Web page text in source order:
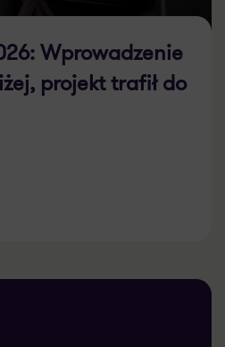
Wprowadzenie
projekt trafił do